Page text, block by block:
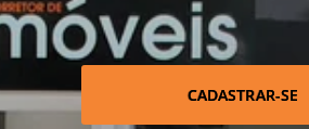
CADASTRAR-SE